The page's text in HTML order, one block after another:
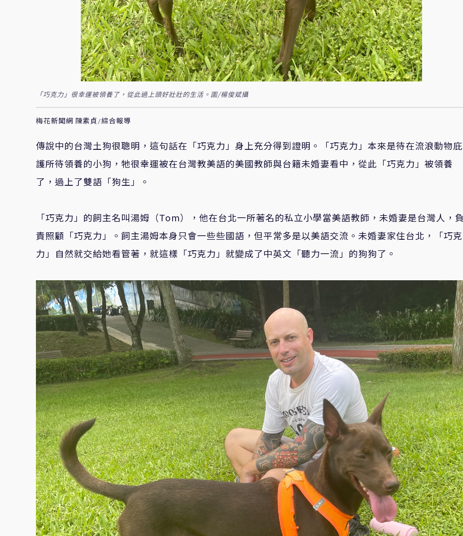
「巧克力」很幸運被領養了，從此過上頭好壯壯的生活。圖/楊俊斌攝
梅花新聞網 陳素貞/綜合報導
傳說中的台灣土狗很聰明，這句話在「巧克力」身上充分得到證明。「巧克力」本來是待在流浪動物庇
護所待領養的小狗，牠很幸運被在台灣教美語的美國教師與台籍未婚妻看中，從此「巧克力」被領養
了，過上了雙語「狗生」。
「巧克力」的飼主名叫湯姆（Tom），他在台北一所著名的私立小學當美語教師，未婚妻是台灣人，負
責照顧「巧克力」。飼主湯姆本身只會一些些國語，但平常多是以美語交流。未婚妻家住台北，「巧克
力」自然就交給她看管著，就這樣「巧克力」就變成了中英文「聽力一流」的狗狗了。